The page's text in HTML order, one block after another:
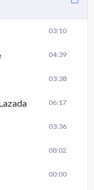
03:10
04:39
03:38
06:17
03:36
08:02
00:00